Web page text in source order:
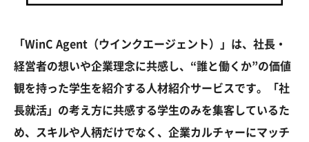
「WinC Agent（ウインクエージェント）」は、社長・
経営者の想いや企業理念に共感し、“誰と働くか”の価値
観を持った学生を紹介する人材紹介サービスです。「社
長就活」の考え方に共感する学生のみを集客しているた
め、スキルや人柄だけでなく、企業カルチャーにマッチ